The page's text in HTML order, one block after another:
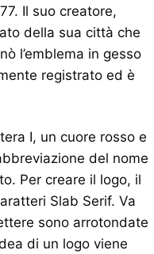
Il suo creatore,
della sua città che
l’emblema in gesso
registrato ed è
I, un cuore rosso e
del nome
Per creare il logo, il
Slab Serif. Va
sono arrotondate
di un logo viene